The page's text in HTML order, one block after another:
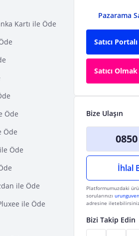
Kartı ile Öde
Öde
Öde
Öde
ile Öde
ile Öde
Pazarama
Satıcı
Satıcı
Bize Ulaşın
İhlal
Platformumuzdaki
sorularınızı
adresine
Bizi Takip Edin